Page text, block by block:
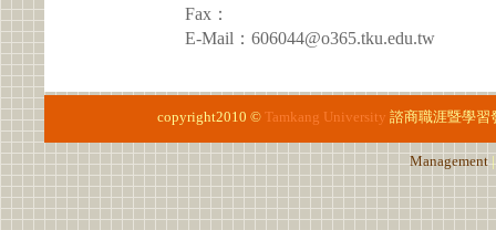
Fax：
E-Mail：606044@o365.tku.edu.tw
copyright2010 © Tamkang University 諮商職涯暨學習
Management